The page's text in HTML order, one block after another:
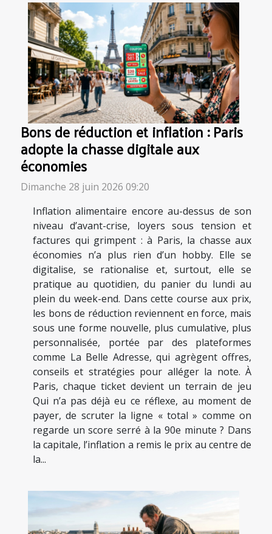
Bons de réduction et inflation : Paris
adopte la chasse digitale aux
économies
Dimanche 28 juin 2026 09:20
Inflation alimentaire encore au-dessus de son
niveau d’avant-crise, loyers sous tension et
factures qui grimpent : à Paris, la chasse aux
économies n’a plus rien d’un hobby. Elle se
digitalise, se rationalise et, surtout, elle se
pratique au quotidien, du panier du lundi au
plein du week-end. Dans cette course aux prix,
les bons de réduction reviennent en force, mais
sous une forme nouvelle, plus cumulative, plus
personnalisée, portée par des plateformes
comme La Belle Adresse, qui agrègent offres,
conseils et stratégies pour alléger la note. À
Paris, chaque ticket devient un terrain de jeu
Qui n’a pas déjà eu ce réflexe, au moment de
payer, de scruter la ligne « total » comme on
regarde un score serré à la 90e minute ? Dans
la capitale, l’inflation a remis le prix au centre de
la...